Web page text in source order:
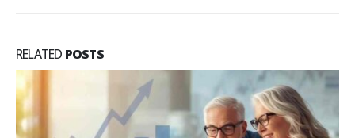
RELATED POSTS